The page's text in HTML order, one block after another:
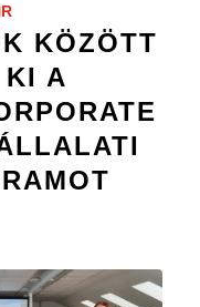
KÖZÖTT
KI A